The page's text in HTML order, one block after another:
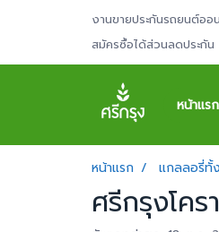
งานขายประกันรถยนต์อ
สมัครซื้อได้ส่วนลดประกั
หน้าแรก
หน้าแรก แกลลอรี่ทั้
ศรีกรุงโคร